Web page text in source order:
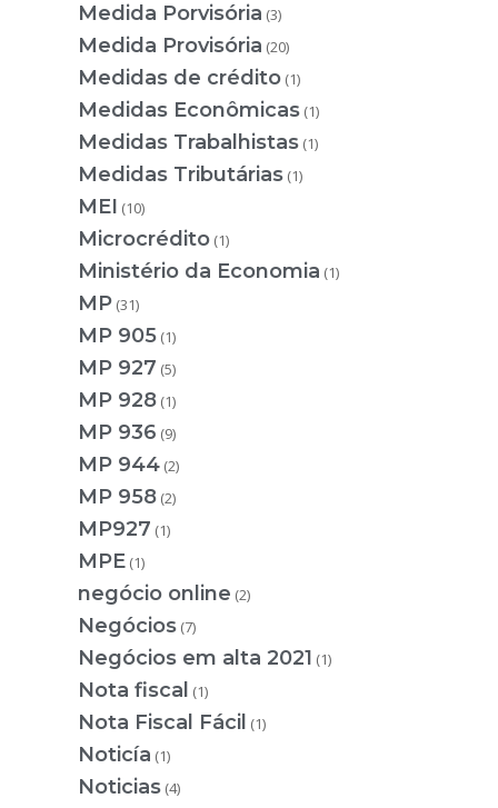
Medida Porvisória (3)
Medida Provisória (20)
Medidas de crédito (1)
Medidas Econômicas (1)
Medidas Trabalhistas (1)
Medidas Tributárias (1)
MEI (10)
Microcrédito (1)
Ministério da Economia (1)
MP (31)
MP 905 (1)
MP 927 (5)
MP 928 (1)
MP 936 (9)
MP 944 (2)
MP 958 (2)
MP927 (1)
MPE (1)
negócio online (2)
Negócios (7)
Negócios em alta 2021 (1)
Nota fiscal (1)
Nota Fiscal Fácil (1)
Noticía (1)
Noticias (4)